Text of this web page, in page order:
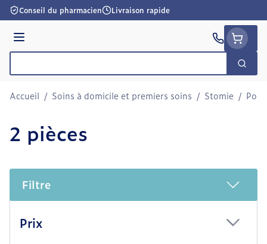
Aller au contenu
Conseil du pharmacien Livraison rapide
Menu
Accueil / Soins à domicile et premiers soins / Stomie /
2 pièces
Filtre
Prix